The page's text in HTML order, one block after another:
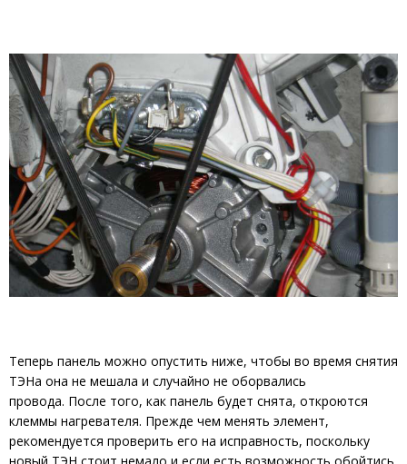
Теперь панель можно опустить ниже, чтобы во время снятия
ТЭНа она не мешала и случайно не оборвались
провода. После того, как панель будет снята, откроются
клеммы нагревателя. Прежде чем менять элемент,
рекомендуется проверить его на исправность, поскольку